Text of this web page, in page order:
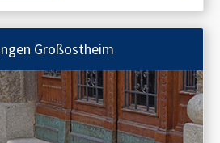
Großostheim